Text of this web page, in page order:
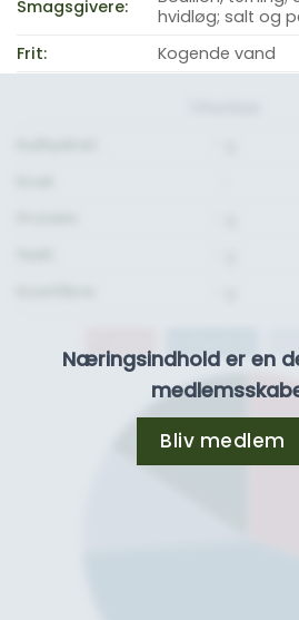
Smagsgivere:
hvidløg; salt og
Frit:
Kogende vand
Næringsindhold er en
Bliv medlem